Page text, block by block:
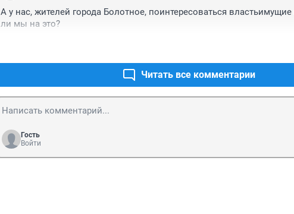
А у нас, жителей города Болотное, поинтересоваться властьимущие
ли мы на это?
Читать все комментарии
Гость
Войти